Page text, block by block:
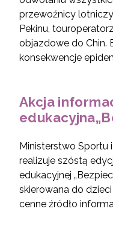
przewoźnicy
Pekinu,
objazdowe do Chin.
konsekwencje
Akcja
Ministerstwo Sportu
realizuje szóstą
edukacyjnej
skierowana do
cenne źródło